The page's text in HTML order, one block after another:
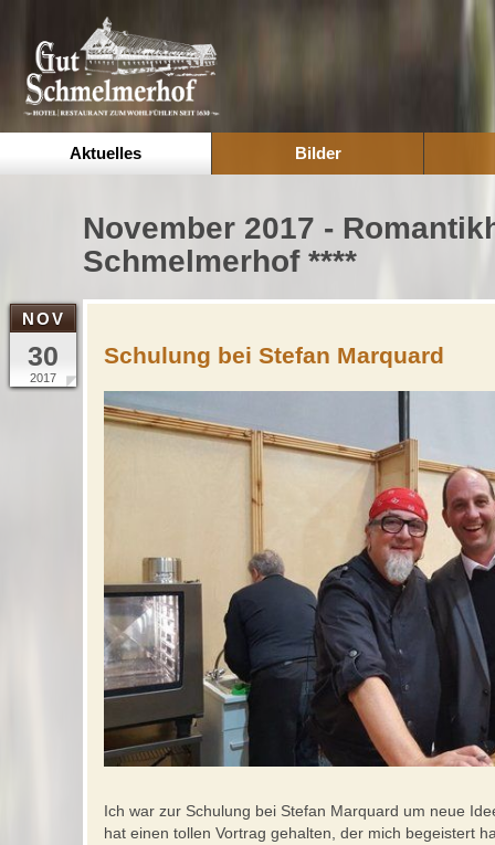
Aktuelles Bilder
November 2017 -
Schmelmerhof ****
2017
30
NOV
Schulung bei Stefan Marquard
Ich war zur Schulung bei Stefan Marquard um neue
hat einen tollen Vortrag gehalten, der mich begeistert